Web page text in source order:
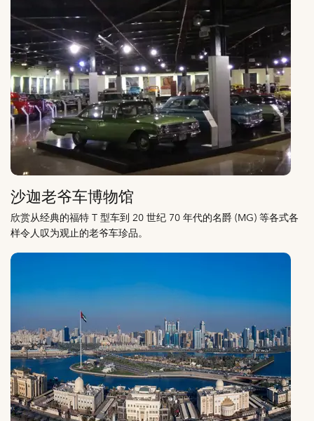
沙迦老爷车博物馆
欣赏从经典的福特 T 型车到 20 世纪 70 年代的名爵 (MG) 等各式各
样令人叹为观止的老爷车珍品。